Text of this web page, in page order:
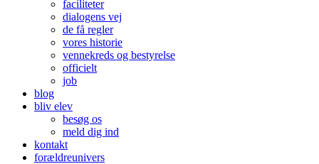
faciliteter
dialogens vej
de få regler
vores historie
vennekreds og bestyrelse
officielt
job
blog
bliv elev
besøg os
meld dig ind
kontakt
forældreunivers